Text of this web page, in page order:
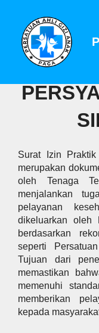
Surat Izin
merupakan
oleh Tenaga
menjalankan
pelayanan
dikeluarkan oleh
berdasarkan
seperti
Tujuan dari
memastikan
memenuhi
memberikan
kepada